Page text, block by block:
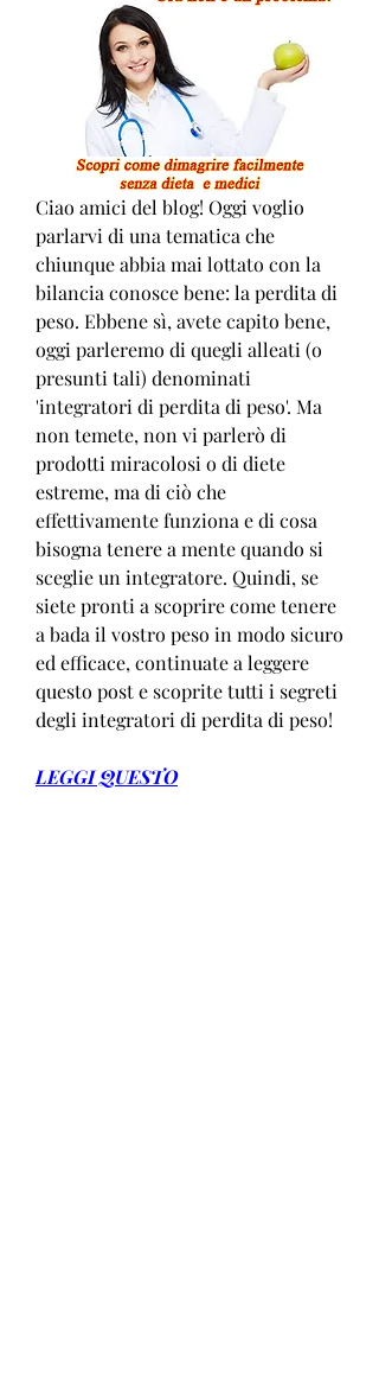
Ciao amici del blog! Oggi voglio
parlarvi di una tematica che
chiunque abbia mai lottato con la
bilancia conosce bene: la perdita di
peso. Ebbene sì, avete capito bene,
oggi parleremo di quegli alleati (o
presunti tali) denominati
'integratori di perdita di peso'. Ma
non temete, non vi parlerò di
prodotti miracolosi o di diete
estreme, ma di ciò che
effettivamente funziona e di cosa
bisogna tenere a mente quando si
sceglie un integratore. Quindi, se
siete pronti a scoprire come tenere
a bada il vostro peso in modo sicuro
ed efficace, continuate a leggere
questo post e scoprite tutti i segreti
degli integratori di perdita di peso!
LEGGI QUESTO